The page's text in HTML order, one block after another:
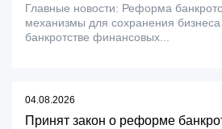
Главные новости: Реформа
механизмы для сохранения
банкротстве финансовых...
04.08.2026
Принят закон о реформе